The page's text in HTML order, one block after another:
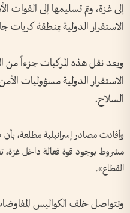
إلى غزة، وتم تسليمها إلى القوات
الاستقرار الدولية بمنطقة كريات
ويعد نقل هذه المركبات جزءاً من
الاستقرار الدولية مسؤوليات
السلاح.
وأفادت مصادر إسرائيلية مطلعة،
مشروط بوجود قوة فعالة داخل
القطاع».
وتتواصل خلف الكواليس